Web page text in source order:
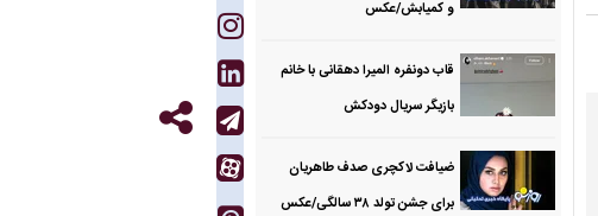
و کمیابش/عکس
قاب دونفره المیرا دهقانی با خانم
بازیگر سریال دودکش
ضیافت لاکچری صدف طاهریان
برای جشن تولد ۳۸ سالگی‌/عکس